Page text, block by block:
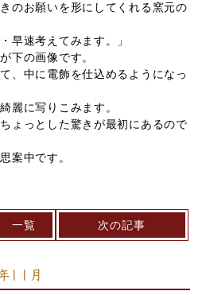
のお願いを形にしてくれる窯元の
早速考えてみます。」
下の画像です。
、中に電飾を仕込めるようになっ
麗に写りこみます。
ょっとした驚きが最初にあるので
案中です。
一覧 次の記事
11月